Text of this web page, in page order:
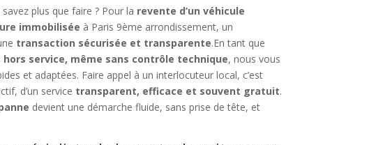
plus que faire ? Pour la revente d’un véhicule
immobilisée à Paris 9ème arrondissement, un
transaction sécurisée et transparente.En tant que
service, même sans contrôle technique, nous vous
et adaptées. Faire appel à un interlocuteur local, c’est
d’un service transparent, efficace et souvent gratuit.
devient une démarche fluide, sans prise de tête, et